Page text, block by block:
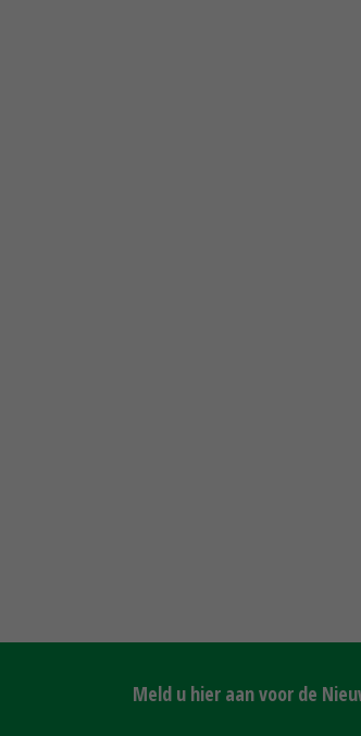
Meld u hier aan voor de